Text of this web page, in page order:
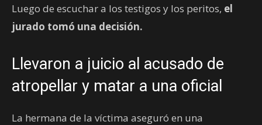
Luego de escuchar a los testigos y los peritos, el
jurado tomó una decisión.
Llevaron a juicio al acusado de
atropellar y matar a una oficial
La hermana de la víctima aseguró en una